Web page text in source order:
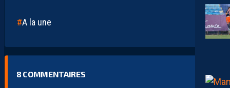
A la une
8 COMMENTAIRES